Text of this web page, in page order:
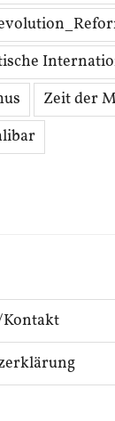
Zeit der